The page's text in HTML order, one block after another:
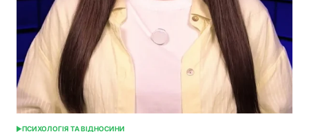
ПСИХОЛОГІЯ ТА ВІДНОСИНИ